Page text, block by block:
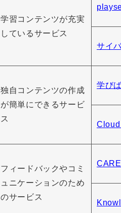
学習コンテンツが充実
しているサービス
サイ
独自コンテンツの作成
が簡単にできるサービ
ス
学び
フィードバックやコミ
ュニケーションのため
のサービス